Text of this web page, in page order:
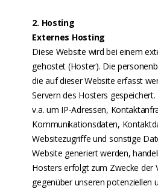
2. Hosting
Externes Hosting
Diese Website wird bei einem
gehostet (Hoster). Die
die auf dieser Website erfasst
Servern des Hosters
v.a. um IP-Adressen,
Kommunikationsdaten,
Websitezugriffe und sonstige
Website generiert werden,
Hosters erfolgt zum Zwecke der
gegenüber unseren potenziellen